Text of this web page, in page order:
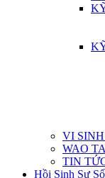
VI
WAO
TIN
Hồi Sinh Sự